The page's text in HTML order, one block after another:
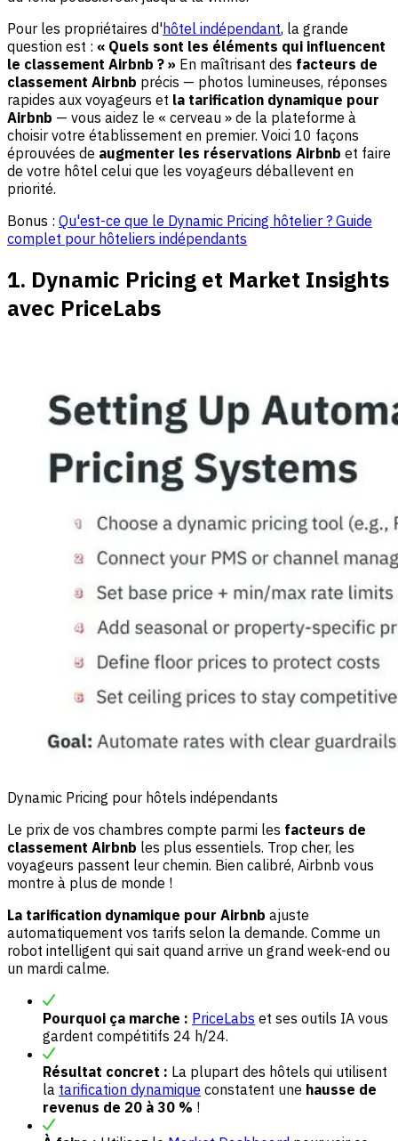
Pour les propriétaires d'hôtel indépendant, la grande
question est : « Quels sont les éléments qui influencent
le classement Airbnb ? » En maîtrisant des facteurs de
classement Airbnb précis — photos lumineuses, réponses
rapides aux voyageurs et la tarification dynamique pour
Airbnb — vous aidez le « cerveau » de la plateforme à
choisir votre établissement en premier. Voici 10 façons
éprouvées de augmenter les réservations Airbnb et faire
de votre hôtel celui que les voyageurs déballevent en
priorité.
Bonus : Qu'est-ce que le Dynamic Pricing hôtelier ? Guide
complet pour hôteliers indépendants
1. Dynamic Pricing et Market Insights
avec PriceLabs
Dynamic Pricing pour hôtels indépendants
Le prix de vos chambres compte parmi les facteurs de
classement Airbnb les plus essentiels. Trop cher, les
voyageurs passent leur chemin. Bien calibré, Airbnb vous
montre à plus de monde !
La tarification dynamique pour Airbnb ajuste
automatiquement vos tarifs selon la demande. Comme un
robot intelligent qui sait quand arrive un grand week-end ou
un mardi calme.
Pourquoi ça marche : PriceLabs et ses outils IA vous
gardent compétitifs 24 h/24.
Résultat concret : La plupart des hôtels qui utilisent
la tarification dynamique constatent une hausse de
revenus de 20 à 30 % !